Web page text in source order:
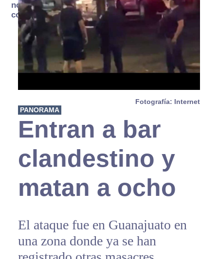
no se
consume
Fotografía: Internet
PANORAMA
Entran a bar
clandestino y
matan a ocho
El ataque fue en Guanajuato en
una zona donde ya se han